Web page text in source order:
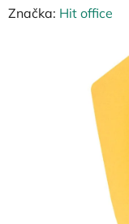
hodnotenie
Značka: Hit office